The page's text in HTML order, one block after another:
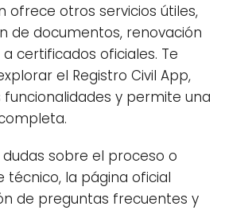
ofrece otros servicios útiles,
de documentos, renovación
certificados oficiales. Te
el Registro Civil App,
y permite una
sobre el proceso o
técnico, la página oficial
de preguntas frecuentes y